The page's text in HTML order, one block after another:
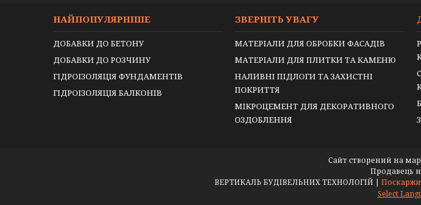
НАЙПОПУЛЯРНІШЕ
ДОБАВКИ ДО БЕТОНУ
ДОБАВКИ ДО РОЗЧИНУ
ГІДРОІЗОЛЯЦІЯ ФУНДАМЕНТІВ
ГІДРОІЗОЛЯЦІЯ БАЛКОНІВ
ЗВЕРНІТЬ УВАГУ
МАТЕРІАЛИ ДЛЯ ОБРОБКИ ФАСАДІВ
МАТЕРІАЛИ ДЛЯ ПЛИТКИ ТА КАМЕНЮ
НАЛИВНІ ПІДЛОГИ ТА ЗАХИСТНІ
ПОКРИТТЯ
МІКРОЦЕМЕНТ ДЛЯ ДЕКОРАТИВНОГО
ОЗДОБЛЕННЯ
Сайт створений на
Продавець
ВЕРТИКАЛЬ БУДІВЕЛЬНИХ ТЕХНОЛОГІЙ |
Select